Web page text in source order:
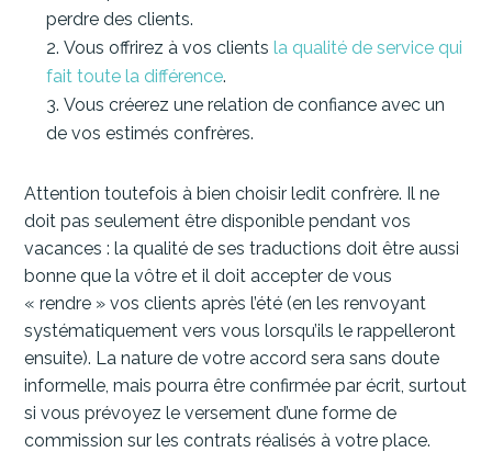
perdre des clients.
Vous offrirez à vos clients la qualité de service qui
fait toute la différence.
Vous créerez une relation de confiance avec un
de vos estimés confrères.
Attention toutefois à bien choisir ledit confrère. Il ne
doit pas seulement être disponible pendant vos
vacances : la qualité de ses traductions doit être aussi
bonne que la vôtre et il doit accepter de vous
« rendre » vos clients après l’été (en les renvoyant
systématiquement vers vous lorsqu’ils le rappelleront
ensuite). La nature de votre accord sera sans doute
informelle, mais pourra être confirmée par écrit, surtout
si vous prévoyez le versement d’une forme de
commission sur les contrats réalisés à votre place.